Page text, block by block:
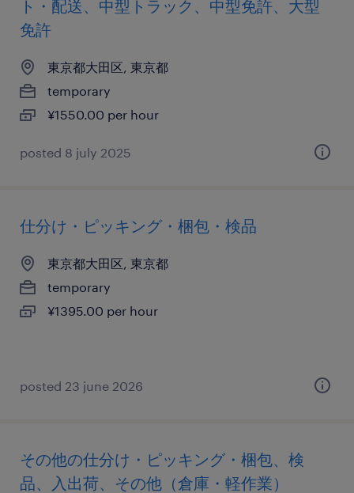
ト・配送、中型トラック、中型免許、大型
免許
東京都大田区, 東京都
temporary
¥1550.00 per hour
posted 8 july 2025
仕分け・ピッキング・梱包・検品
東京都大田区, 東京都
temporary
¥1395.00 per hour
posted 23 june 2026
その他の仕分け・ピッキング・梱包、検
品、入出荷、その他（倉庫・軽作業）